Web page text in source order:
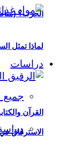
الحرب؟
دراسات
جميع
لماذا تمثل
القرآن
الاسترقاق